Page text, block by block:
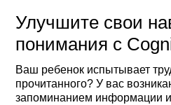
Улучшите свои
понимания с
Ваш ребенок испытывает
прочитанного? У вас
запоминанием информации